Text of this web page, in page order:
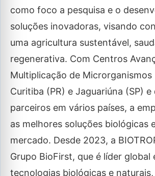
como foco a pesquisa e o
soluções inovadoras, visando
uma agricultura sustentável,
regenerativa. Com Centros
Multiplicação de Microrganismos
Curitiba (PR) e Jaguariúna (SP)
parceiros em vários países, a
as melhores soluções biológicas
mercado. Desde 2023, a
Grupo BioFirst, que é líder global
tecnologias biológicas e